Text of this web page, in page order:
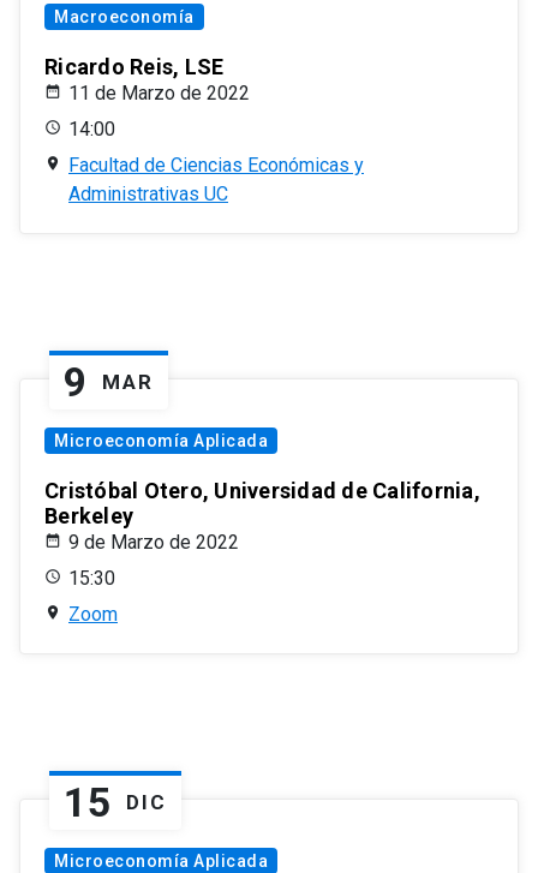
Macroeconomía
Ricardo Reis, LSE
11 de Marzo de 2022
14:00
Facultad de Ciencias Económicas y
Administrativas UC
9 MAR
Microeconomía Aplicada
Cristóbal Otero, Universidad de California,
Berkeley
9 de Marzo de 2022
15:30
Zoom
15 DIC
Microeconomía Aplicada